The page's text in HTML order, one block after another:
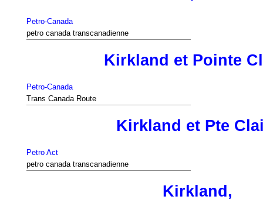
Petro-Canada
petro canada transcanadienne
Kirkland et Pointe
Petro-Canada
Trans Canada Route
Kirkland et Pte
Petro Act
petro canada transcanadienne
Kirkland,